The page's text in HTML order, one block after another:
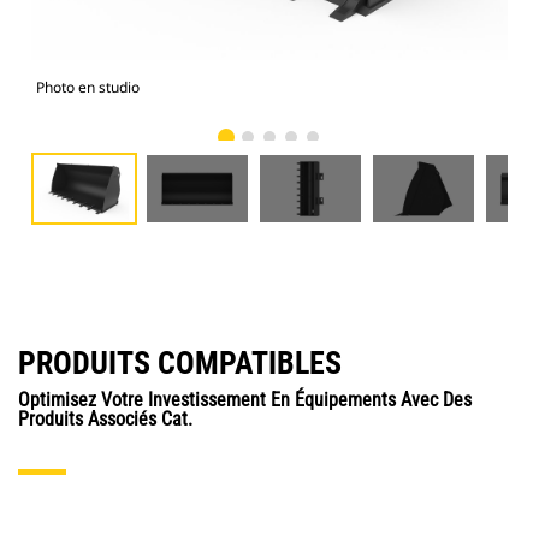
Photo en studio
PRODUITS COMPATIBLES
Optimisez Votre Investissement En Équipements Avec Des
Produits Associés Cat.